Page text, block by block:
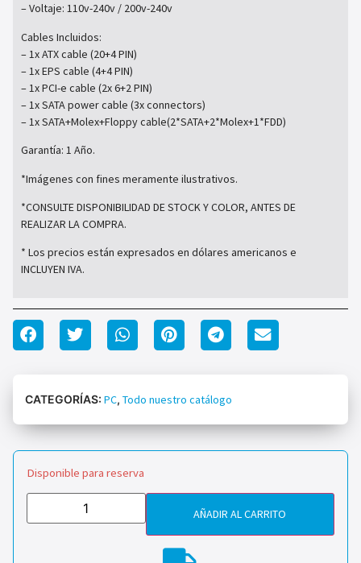
– Voltaje: 110v-240v / 200v-240v
Cables Incluidos:
– 1x ATX cable (20+4 PIN)
– 1x EPS cable (4+4 PIN)
– 1x PCI-e cable (2x 6+2 PIN)
– 1x SATA power cable (3x connectors)
– 1x SATA+Molex+Floppy cable(2*SATA+2*Molex+1*FDD)
Garantía: 1 Año.
*Imágenes con fines meramente ilustrativos.
*CONSULTE DISPONIBILIDAD DE STOCK Y COLOR, ANTES DE
REALIZAR LA COMPRA.
* Los precios están expresados en dólares americanos e
INCLUYEN IVA.
CATEGORÍAS: PC, Todo nuestro catálogo
Disponible para reserva
AÑADIR AL CARRITO